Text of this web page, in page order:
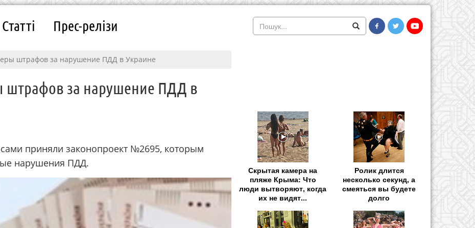
Статті Прес-релізи
штрафов за нарушение ПДД в Украине
штрафов за нарушение ПДД в
приняли законопроект №2695, которым
нарушения ПДД.
Скрытая камера на
пляже Крыма: Что
люди вытворяют, когда
их не видят...
Ролик длится
несколько секунд, а
смеяться вы будете
долго